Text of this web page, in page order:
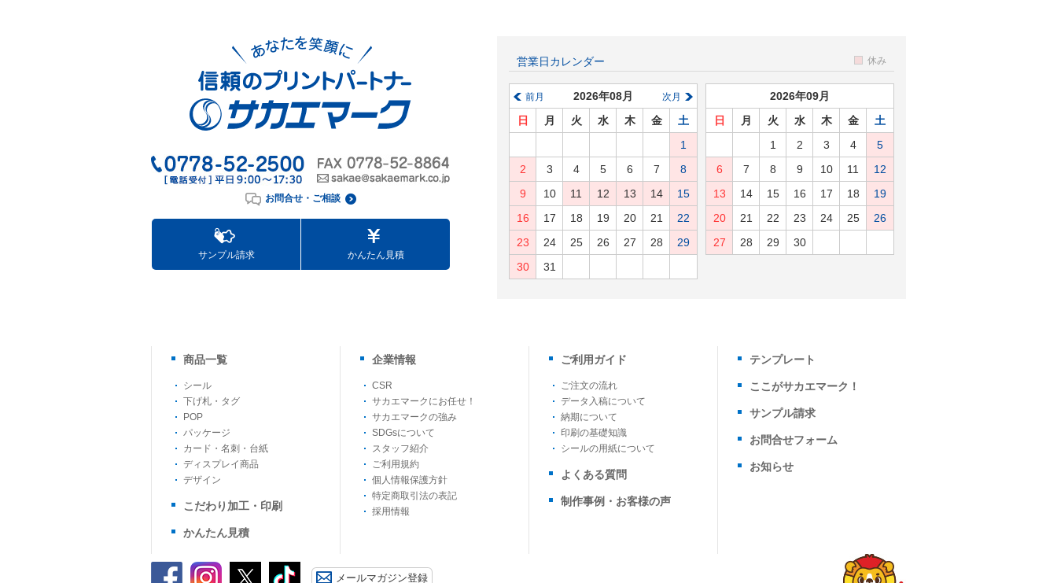
お問合せ・ご相談
サンプル請求 かんたん見積
営業日カレンダー 休み
2026年08月
前月 次月
日 月 火 水 木 金
土
1
2
3 4 5 6 7
8
9
10 11 12 13 14
15
16
17 18 19 20 21
22
23
24 25 26 27 28
29
30
31
2026年09月
日
月 火 水 木 金
土
1
2 3 4
5
6
7 8 9 10 11
12
13
14 15 16 17 18
19
20
21 22 23 24 25
26
27
28 29 30
商品一覧
シール
下げ札・タグ
POP
パッケージ
カード・名刺・台紙
ディスプレイ商品
デザイン
こだわり加工・印刷
かんたん見積
企業情報
CSR
サカエマークにお任せ！
サカエマークの強み
SDGsについて
スタッフ紹介
ご利用規約
個人情報保護方針
特定商取引法の表記
採用情報
ご利用ガイド
ご注文の流れ
データ入稿について
納期について
印刷の基礎知識
シールの用紙について
よくある質問
制作事例・お客様の声
テンプレート
ここがサカエマーク！
サンプル請求
お問合せフォーム
お知らせ
メールマガジン登録